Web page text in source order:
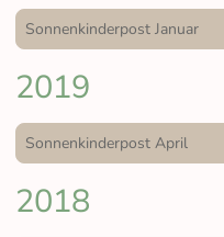
Sonnenkinderpost Januar
2019
Sonnenkinderpost April
2018